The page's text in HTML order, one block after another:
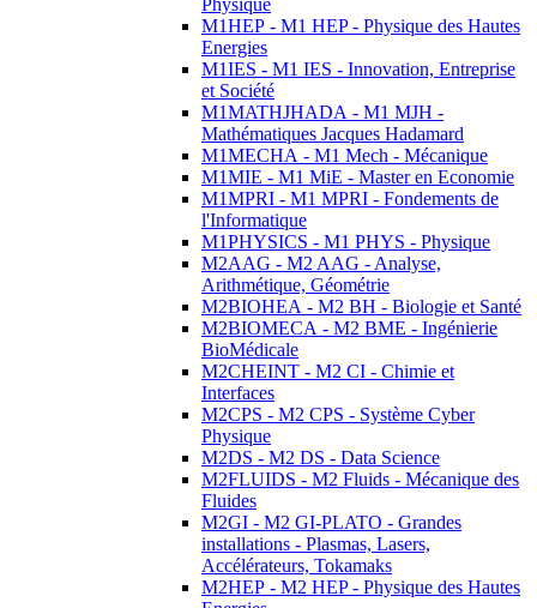
Physique
M1HEP - M1 HEP - Physique des Hautes
Energies
M1IES - M1 IES - Innovation, Entreprise
et Société
M1MATHJHADA - M1 MJH -
Mathématiques Jacques Hadamard
M1MECHA - M1 Mech - Mécanique
M1MIE - M1 MiE - Master en Economie
M1MPRI - M1 MPRI - Fondements de
l'Informatique
M1PHYSICS - M1 PHYS - Physique
M2AAG - M2 AAG - Analyse,
Arithmétique, Géométrie
M2BIOHEA - M2 BH - Biologie et Santé
M2BIOMECA - M2 BME - Ingénierie
BioMédicale
M2CHEINT - M2 CI - Chimie et
Interfaces
M2CPS - M2 CPS - Système Cyber
Physique
M2DS - M2 DS - Data Science
M2FLUIDS - M2 Fluids - Mécanique des
Fluides
M2GI - M2 GI-PLATO - Grandes
installations - Plasmas, Lasers,
Accélérateurs, Tokamaks
M2HEP - M2 HEP - Physique des Hautes